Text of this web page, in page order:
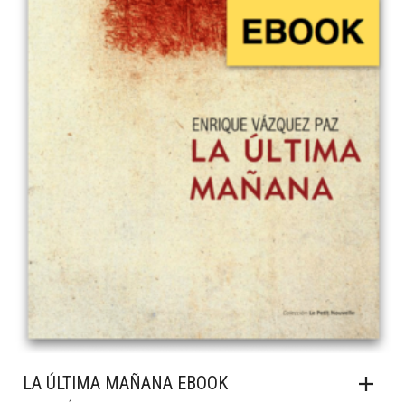
LA ÚLTIMA MAÑANA EBOOK